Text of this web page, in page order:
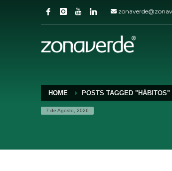
HOME POSTS TAGGED "HÁBITOS"
7 de Agosto, 2026